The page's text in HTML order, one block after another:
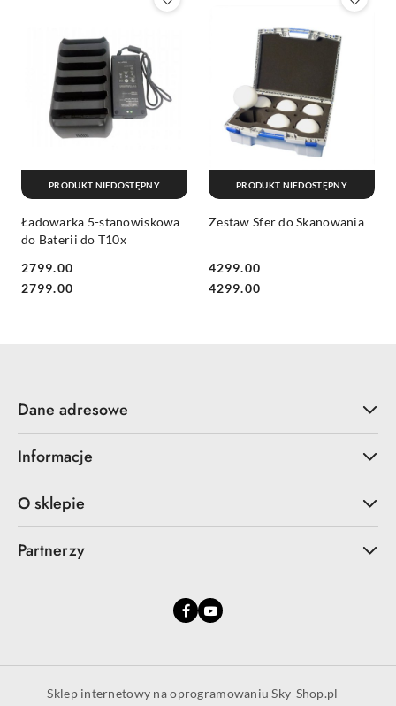
Ładowarka 5-stanowiskowa
do Baterii do T10x
Cena:
2799.00
Cena:
2799.00
PRODUKT NIEDOSTĘPNY
Zestaw Sfer do Skanowania
Cena:
4299.00
Cena:
4299.00
PRODUKT NIEDOSTĘPNY
Dane adresowe
Informacje
O sklepie
Partnerzy
Sklep internetowy na oprogramowaniu Sky-Shop.pl